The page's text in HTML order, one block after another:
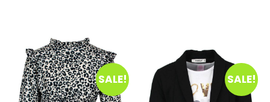
SALE! SALE!